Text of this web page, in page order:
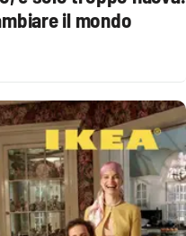
il mondo